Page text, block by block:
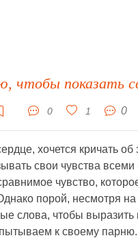
чтобы показать
0 1 0
хочется кричать
свои чувства
чувство,
порой, несмотря
слова, чтобы выразить
к своему